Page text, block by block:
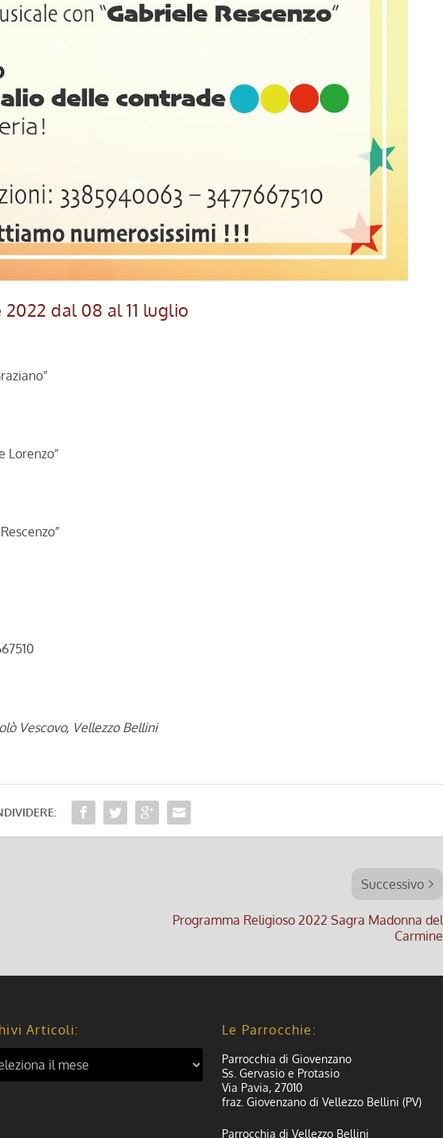
dal 08 al 11 luglio
Lorenzo”
Vescovo, Vellezzo Bellini
Successivo
Programma Religioso 2022 Sagra Madonna del
Carmine
Articoli: Le Parrocchie:
Parrocchia di Giovenzano
Ss. Gervasio e Protasio
Via Pavia, 27010
fraz. Giovenzano di Vellezzo Bellini (PV)
Parrocchia di Vellezzo Bellini